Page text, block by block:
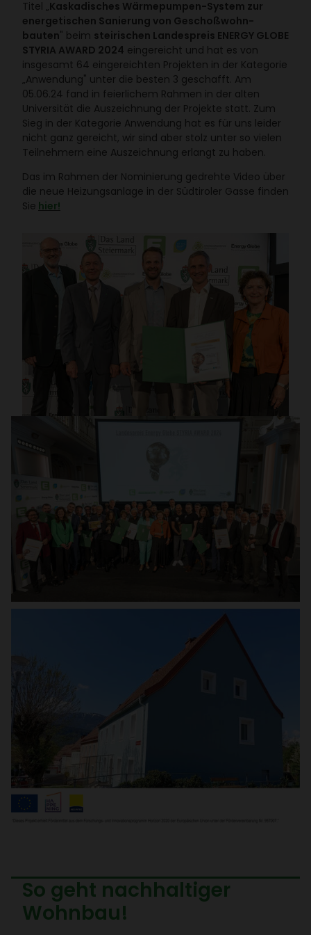
Titel „Kaska­di­sches Wärme­pumpen-System zur
ener­ge­ti­schen Sanie­rung von Geschoß­wohn­
bauten" beim stei­ri­schen Landes­preis ENERGY GLOBE
STYRIA AWARD 2024 einge­reicht und hat es von
insge­samt 64 einge­reichten Projekten in der Kate­gorie
„Anwen­dung" unter die besten 3 geschafft. Am
05.06.24 fand in feier­li­chem Rahmen in der alten
Univer­sität die Auszeich­nung der Projekte statt. Zum
Sieg in der Kate­gorie Anwen­dung hat es für uns leider
nicht ganz gereicht, wir sind aber stolz unter so vielen
Teil­neh­mern eine Auszeich­nung erlangt zu haben.
Das im Rahmen der Nomi­nie­rung gedrehte Video über
die neue Heizungs­an­lage in der Südti­roler Gasse finden
Sie hier!
So geht nach­hal­tiger
Wohnbau!